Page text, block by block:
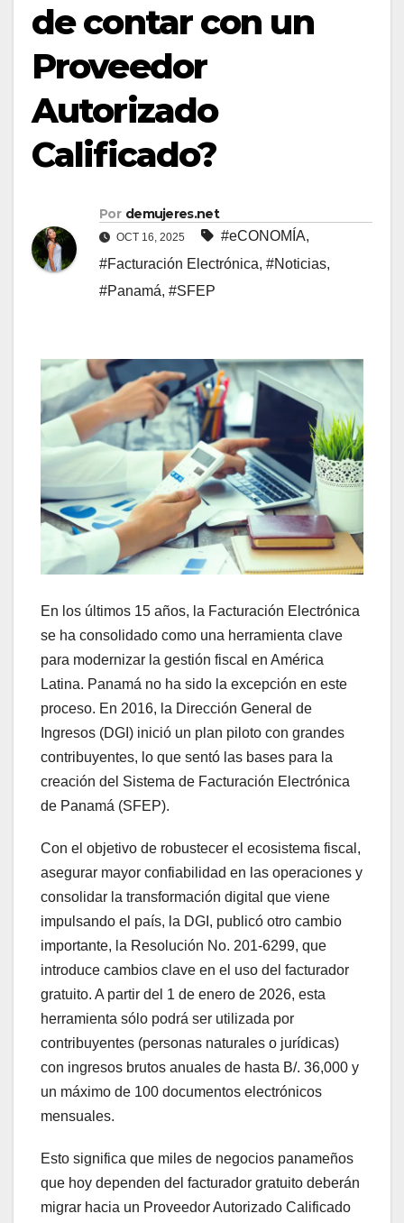
de contar con un
Proveedor
Autorizado
Calificado?
Por demujeres.net
OCT 16, 2025 #eCONOMÍA,
#Facturación Electrónica, #Noticias,
#Panamá, #SFEP
En los últimos 15 años, la Facturación Electrónica
se ha consolidado como una herramienta clave
para modernizar la gestión fiscal en América
Latina. Panamá no ha sido la excepción en este
proceso. En 2016, la Dirección General de
Ingresos (DGI) inició un plan piloto con grandes
contribuyentes, lo que sentó las bases para la
creación del Sistema de Facturación Electrónica
de Panamá (SFEP).
Con el objetivo de robustecer el ecosistema fiscal,
asegurar mayor confiabilidad en las operaciones y
consolidar la transformación digital que viene
impulsando el país, la DGI, publicó otro cambio
importante, la Resolución No. 201-6299, que
introduce cambios clave en el uso del facturador
gratuito. A partir del 1 de enero de 2026, esta
herramienta sólo podrá ser utilizada por
contribuyentes (personas naturales o jurídicas)
con ingresos brutos anuales de hasta B/. 36,000 y
un máximo de 100 documentos electrónicos
mensuales.
Esto significa que miles de negocios panameños
que hoy dependen del facturador gratuito deberán
migrar hacia un Proveedor Autorizado Calificado